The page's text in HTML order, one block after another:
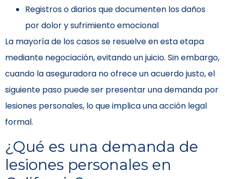
Registros o diarios que documenten los daños
por dolor y sufrimiento emocional
La mayoría de los casos se resuelve en esta etapa
mediante negociación, evitando un juicio. Sin embargo,
cuando la aseguradora no ofrece un acuerdo justo, el
siguiente paso puede ser presentar una demanda por
lesiones personales, lo que implica una acción legal
formal.
¿Qué es una demanda de
lesiones personales en